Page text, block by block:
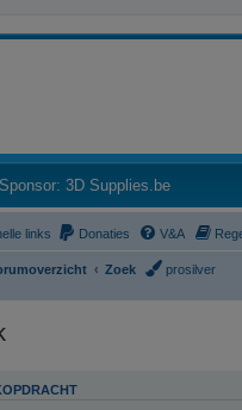
Sponsor: 3D Supplies.be(Opens a
links Donaties V&A
Zoek prosilver